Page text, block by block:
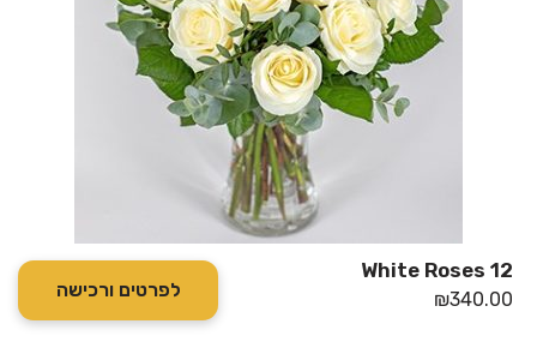
12 White Roses
₪340.00 לפרטים ורכישה